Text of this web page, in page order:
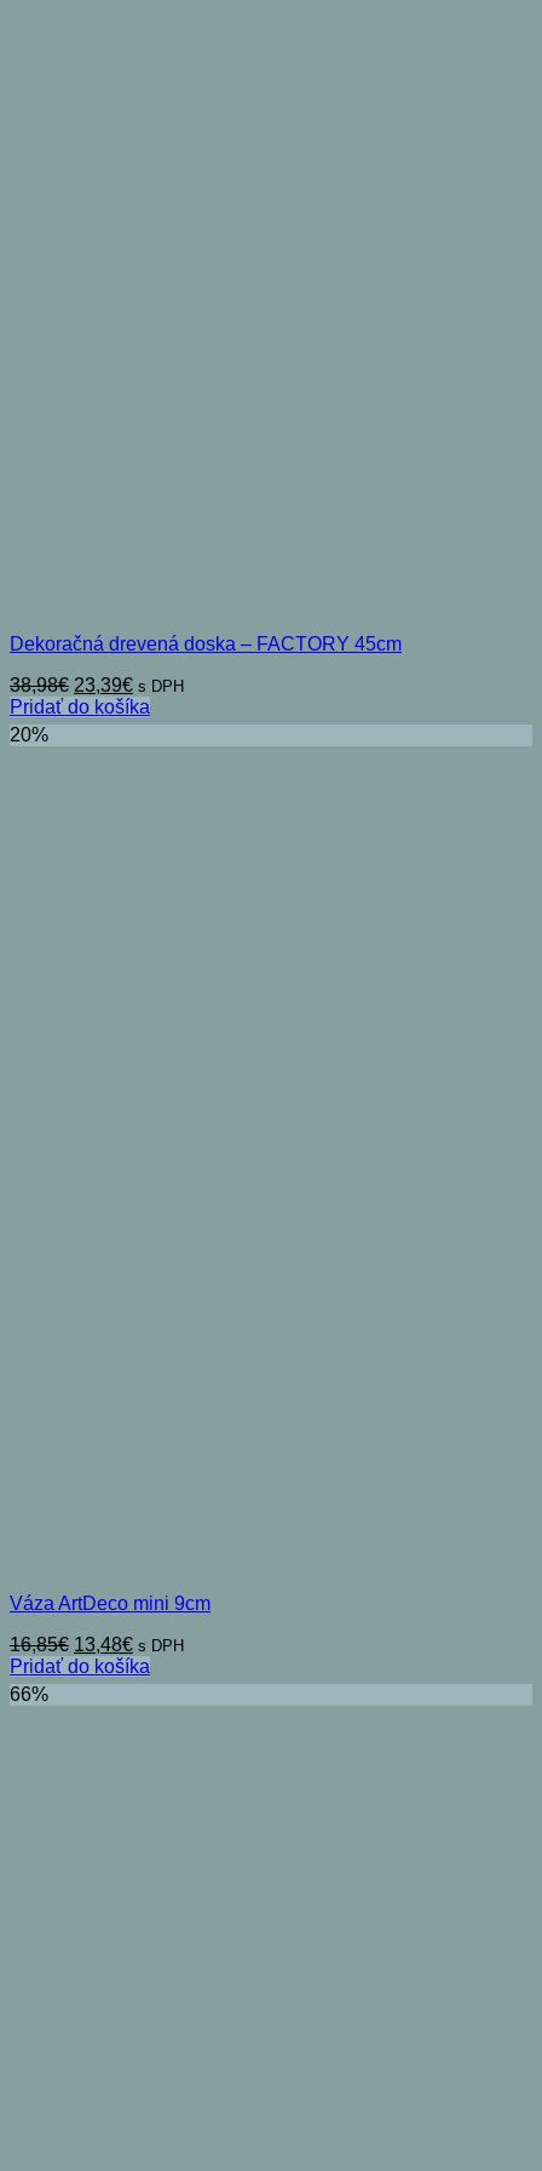
Dekoračná drevená doska – FACTORY 45cm
38,98€ Pôvodná
cena
bola:
38,98€.
23,39€Aktuálna
cena
je:
23,39€.
s DPH
Pridať do košíka
20%
Váza ArtDeco mini 9cm
16,85€ Pôvodná
cena
bola:
16,85€.
13,48€Aktuálna
cena
je:
13,48€.
s DPH
Pridať do košíka
66%